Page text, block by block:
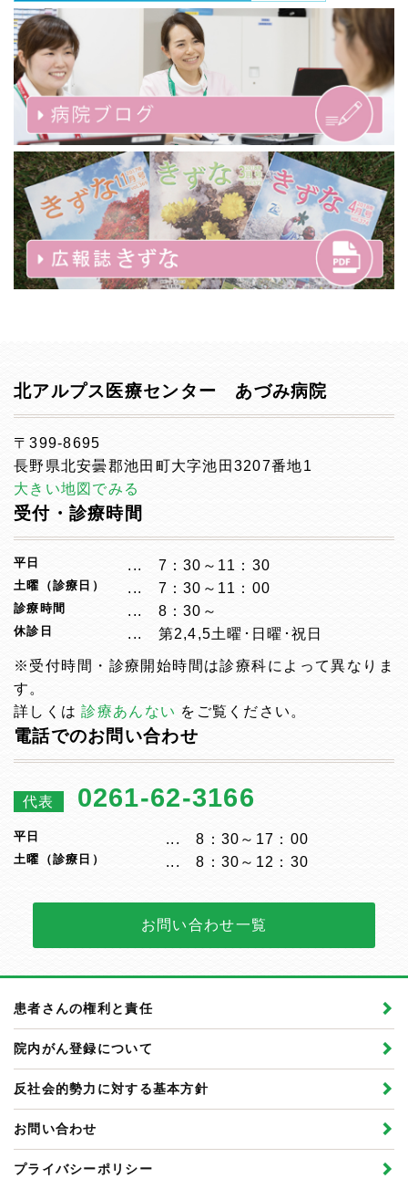
北アルプス医療センター あづみ病院
〒399-8695
長野県北安曇郡池田町大字池田3207番地1
大きい地図でみる
受付・診療時間
平日 7：30～11：30
土曜（診療日） 7：30～11：00
診療時間 8：30～
休診日 第2,4,5土曜･日曜･祝日
※受付時間・診療開始時間は診療科によって異なりま
す。
詳しくは診療あんない をご覧ください。
電話でのお問い合わせ
代表 0261-62-3166
平日 8：30～17：00
土曜（診療日） 8：30～12：30
お問い合わせ一覧
患者さんの権利と責任
院内がん登録について
反社会的勢力に対する基本方針
お問い合わせ
プライバシーポリシー